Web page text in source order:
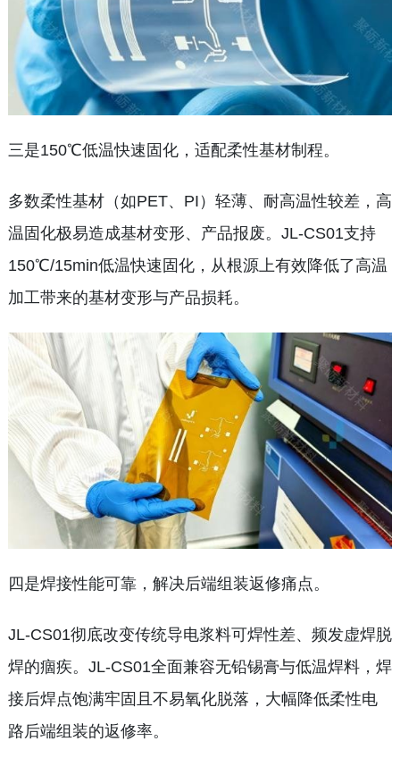
三是150℃低温快速固化，适配柔性基材制程。
多数柔性基材（如PET、PI）轻薄、耐高温性较差，高
温固化极易造成基材变形、产品报废。JL-CS01支持
150℃/15min低温快速固化，从根源上有效降低了高温
加工带来的基材变形与产品损耗。
四是焊接性能可靠，解决后端组装返修痛点。
JL-CS01彻底改变传统导电浆料可焊性差、频发虚焊脱
焊的痼疾。JL-CS01全面兼容无铅锡膏与低温焊料，焊
接后焊点饱满牢固且不易氧化脱落，大幅降低柔性电
路后端组装的返修率。